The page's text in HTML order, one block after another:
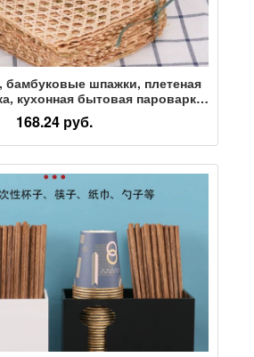
шпажки, плетеная
кухонная бытовая пароварка,
бамбуковый коврик,
тушеная рыба, антипригарное
покрытие
168.24 руб.